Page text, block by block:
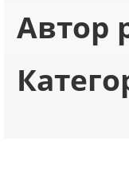
Автор